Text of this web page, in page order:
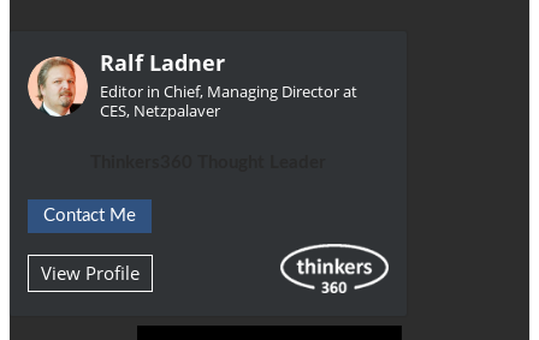
Ralf Ladner
Editor in Chief, Managing Director at
CES, Netzpalaver
Contact Me
View Profile